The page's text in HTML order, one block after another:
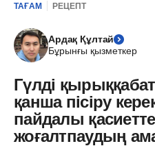
ТАҒАМ РЕЦЕПТ
Ардақ Құлтай
Бұрынғы қызметкер
Гүлді
қанша пісіру
пайдалы
жоғалтпаудың